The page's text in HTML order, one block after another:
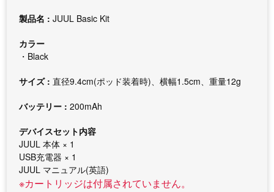
製品名 :JUUL Basic Kit
カラー
・Black
サイズ :直径9.4cm(ポッド装着時)、横幅1.5cm、重量12g
バッテリー :200mAh
デバイスセット内容
JUUL 本体 × 1
USB充電器 × 1
JUUL マニュアル(英語)
※カートリッジは付属されていません。